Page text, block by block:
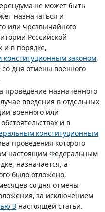
не может быть
назначаться и
или чрезвычайного
Российской
и в порядке,
законом,
дня отмены военного
проведение назначенного
введения в отдельных
военного или
и в
конституционным
проведения которого
настоящим Федеральным
назначается, а
было отложено,
со дня отмены
за исключением
3 настоящей статьи.